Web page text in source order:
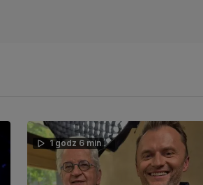
1 godz 6 min